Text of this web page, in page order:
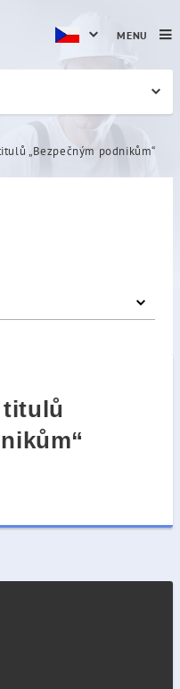
titulů
„Bezpečným podnikům“
titulů
MENU